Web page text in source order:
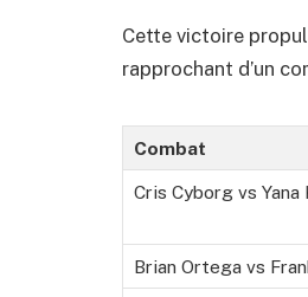
Cette victoire
rapprochant d’un
Combat
Cris Cyborg vs Yana
Brian Ortega vs